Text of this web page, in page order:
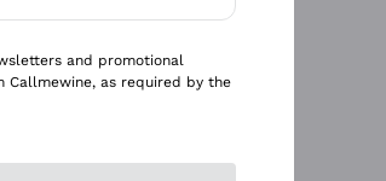
and promotional
Callmewine, as required by the